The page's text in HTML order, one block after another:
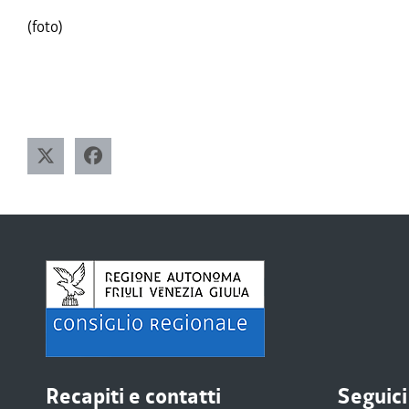
(foto)
Recapiti e contatti